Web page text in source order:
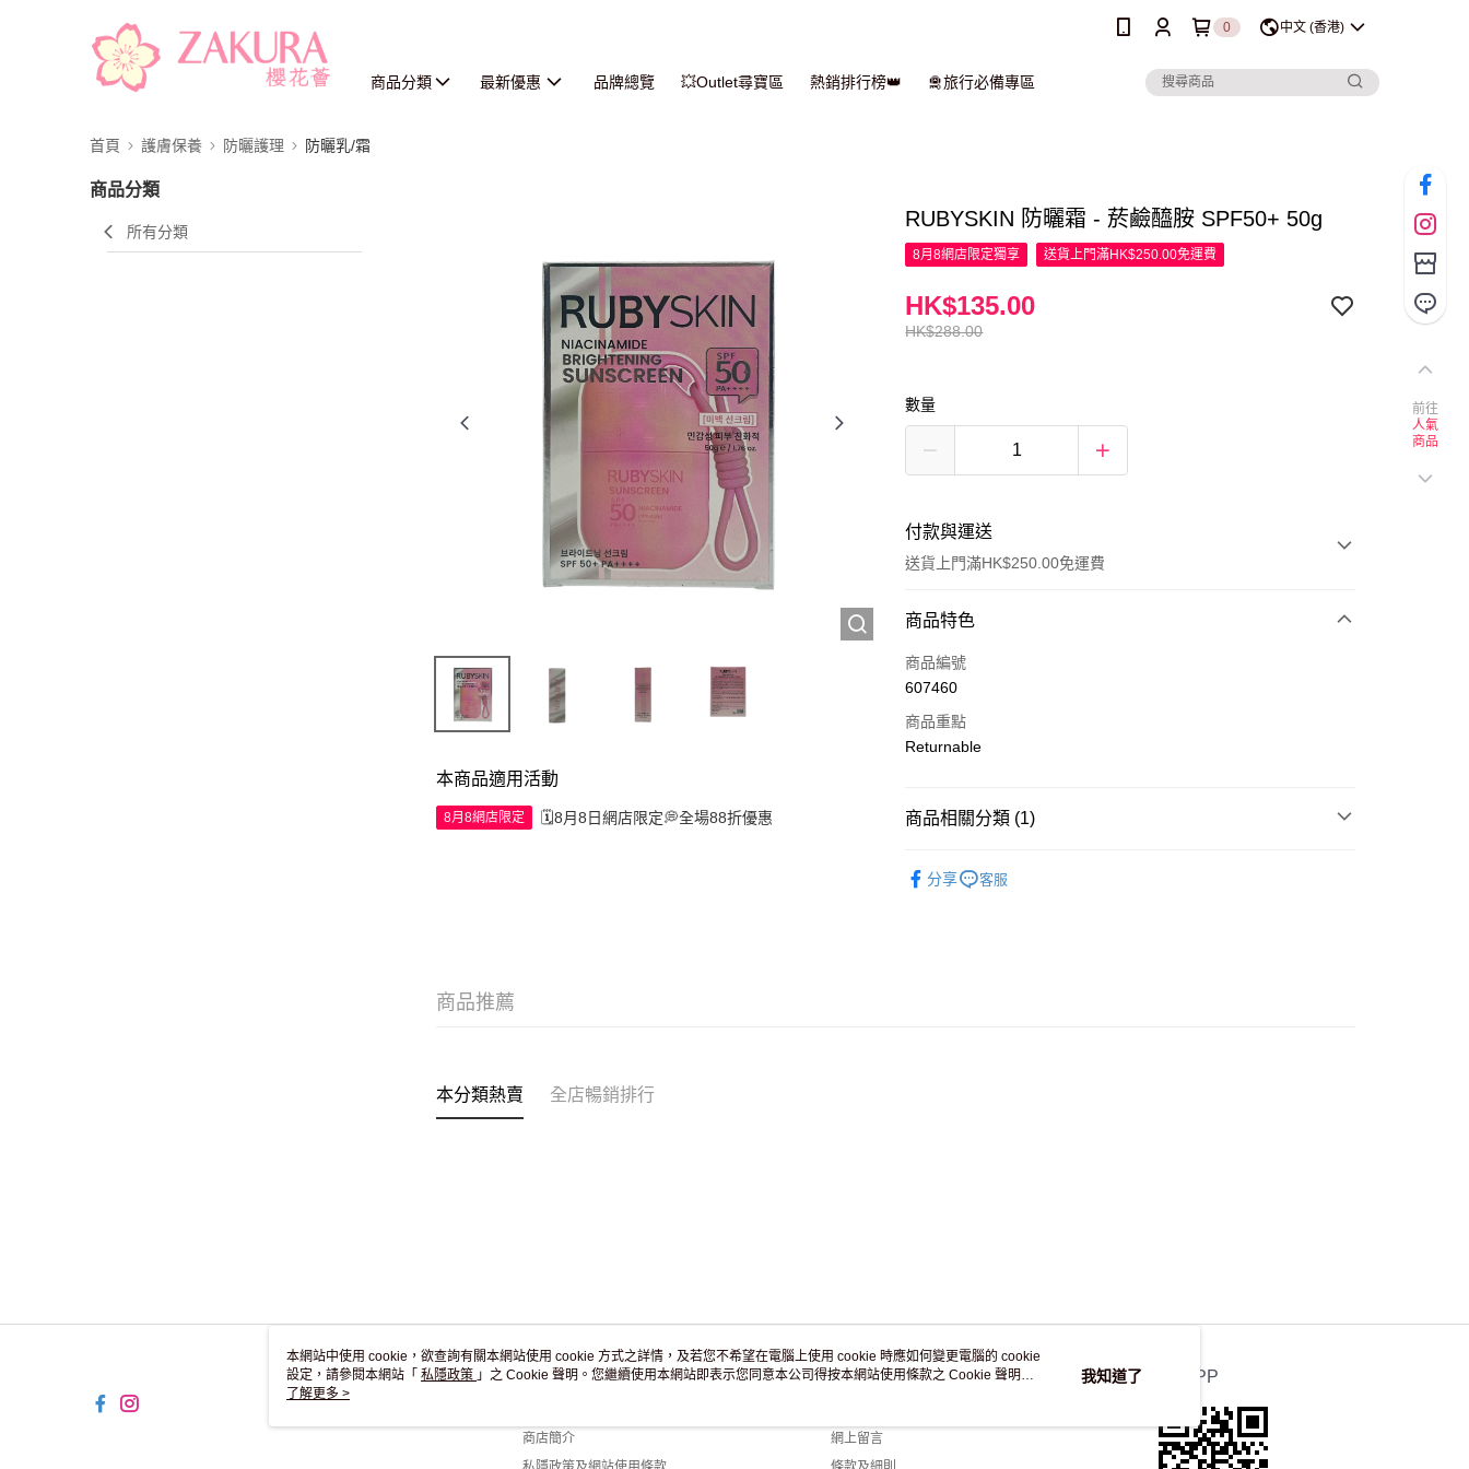
0 中文 (香港)
商品分類 最新優惠 品牌總覽 💥Outlet尋寶區 熱銷排行榜👑 🛅旅行必備專區
首頁 護膚保養 防曬護理 防曬乳/霜
商品分類
所有分類
本商品適用活動
8月8網店限定 🗓️8月8日網店限定💭全場88折優惠
RUBYSKIN 防曬霜 - 菸鹼醯胺 SPF50+ 50g
8月8網店限定獨享 送貨上門滿HK$250.00免運費
HK$288.00
HK$135.00
數量
付款與運送
送貨上門滿HK$250.00免運費
付款方式
信用卡
AlipayHK
JD京東物流，訂單確認發貨後2-4個工作天送達
商品特色
商品編號
607460
商品重點
Returnable
商品相關分類 (1)
分享
客服
商品推薦
本分類熱賣 全店暢銷排行
關於我們
商店簡介
客戶服務
網上留言
官方APP
前往
人氣
商品
本網站中使用 cookie，欲查詢有關本網站使用 cookie 方式之詳情，及若您不希望在電腦上使用 cookie 時應如何變更電腦的 cookie
設定，請參閱本網站「 私隱政策 」之 Cookie 聲明。您繼續使用本網站即表示您同意本公司得按本網站使用條款之 Cookie 聲明使
用 cookie。
了解更多 >
我知道了